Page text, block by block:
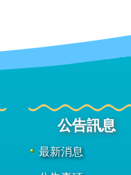
公告訊息
最新消息